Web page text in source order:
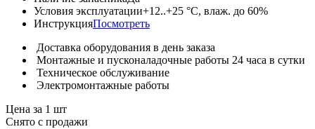
Условия эксплуатации+12..+25 °C, влаж. до 60%
ИнструкцияПосмотреть
Доставка оборудования в день заказа
Монтажные и пусконаладочные работы 24 часа в сутки
Техническое обслуживание
Электромонтажные работы
Цена за 1 шт
Снято с продажи